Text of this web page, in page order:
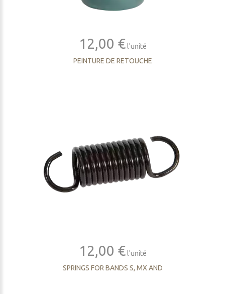
12,00 € l'unité
PEINTURE DE RETOUCHE
12,00 € l'unité
SPRINGS FOR BANDS S, MX AND